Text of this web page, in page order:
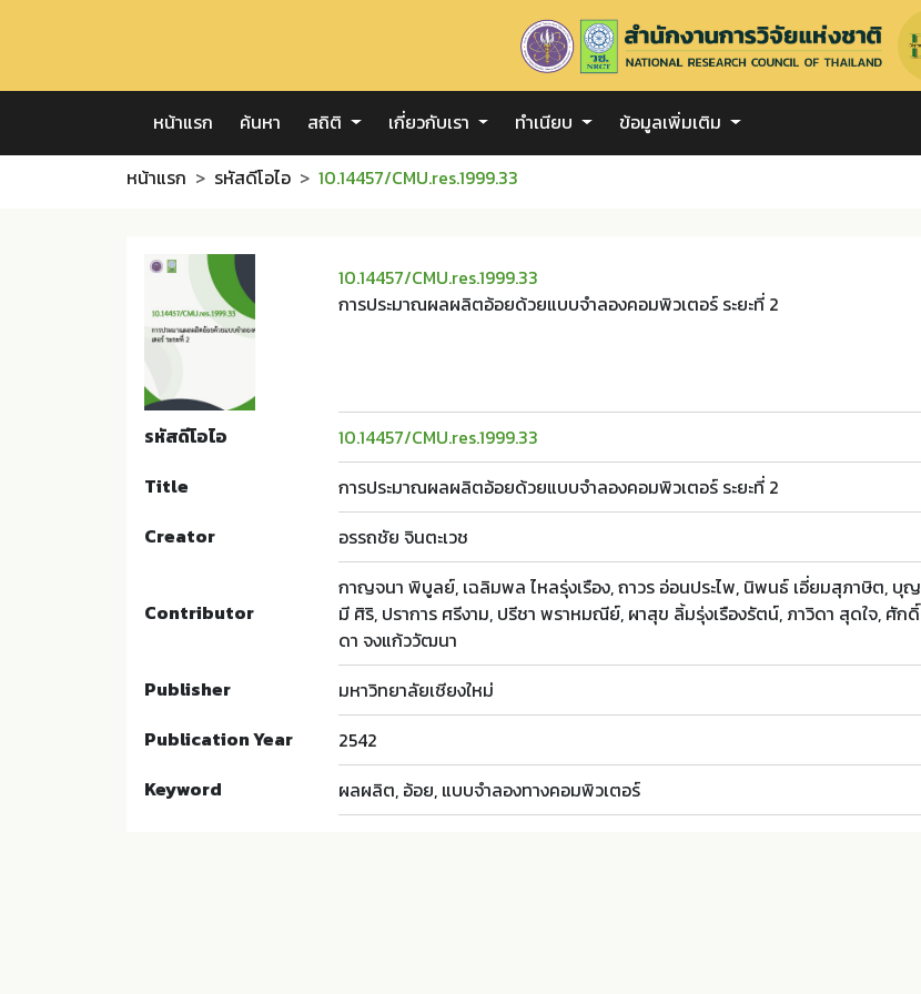
หน้าแรก ค้นหา สถิติ เกี่ยวกับเรา ทำเนียบ ข้อมูลเพิ่มเติม
หน้าแรก รหัสดีโอไอ 10.14457/CMU.res.1999.33
10.14457/CMU.res.1999.33
การประมาณผลผลิตอ้อยด้วยแบบจำลองคอมพิวเตอร์ ระยะที่ 2
รหัสดีโอไอ
10.14457/CMU.res.1999.33
Title
การประมาณผลผลิตอ้อยด้วยแบบจำลองคอมพิวเตอร์ ระยะที่ 2
Creator
อรรถชัย จินตะเวช
Contributor
กาญจนา พิบูลย์, เฉลิมพล ไหลรุ่งเรือง, ถาวร อ่อนประไพ, นิพนธ์ เอี่ยมสุภาษิต, บุญ
มี ศิริ, ปราการ ศรีงาม, ปรีชา พราหมณีย์, ผาสุข ลิ้มรุ่งเรืองรัตน์, ภาวิดา สุดใจ, ศักดิ์
ดา จงแก้ววัฒนา
Publisher
มหาวิทยาลัยเชียงใหม่
Publication Year
2542
Keyword
ผลผลิต, อ้อย, แบบจำลองทางคอมพิวเตอร์